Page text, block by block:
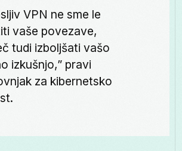
VPN ne sme le
vaše povezave,
tudi izboljšati vašo
izkušnjo,” pravi
za kibernetsko